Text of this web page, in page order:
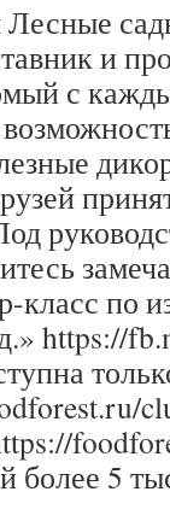
и
с
класс по
https://
более 5